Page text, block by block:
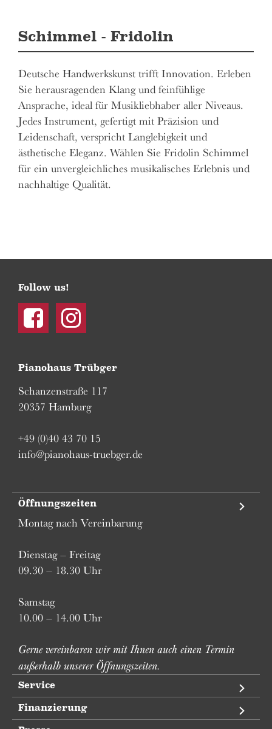
Schimmel - Fridolin
Deutsche Handwerkskunst trifft Innovation. Erleben
Sie herausragenden Klang und feinfühlige
Ansprache, ideal für Musikliebhaber aller Niveaus.
Jedes Instrument, gefertigt mit Präzision und
Leidenschaft, verspricht Langlebigkeit und
ästhetische Eleganz. Wählen Sie Fridolin Schimmel
für ein unvergleichliches musikalisches Erlebnis und
nachhaltige Qualität.
Pianohaus Trübger
Schanzenstraße 117
20357 Hamburg
+49 (0)40 43 70 15
info@pianohaus-truebger.de
Follow us!
Facebook Instagram
Öffnungszeiten
Montag nach Vereinbarung
Dienstag – Freitag
09.30 – 18.30 Uhr
Samstag
10.00 – 14.00 Uhr
Gerne vereinbaren wir mit Ihnen auch einen Termin
außerhalb unserer Öffnungszeiten.
Service
Finanzierung